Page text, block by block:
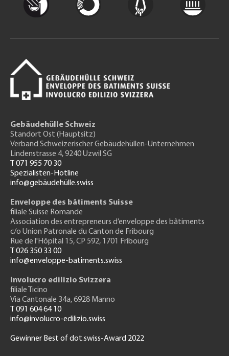
Gebäudehülle Schweiz
Standort Ost (Hauptsitz)
Verband Schweizerischer Gebäudehüllen-Unternehmen
Lindenstrasse 4, 9240 Uzwil SG
T 071 955 70 30
Spezialisten-Hotline
info@gebäudehülle.swiss
Enveloppe des bâtiments Suisse
filiale Suisse Romande
Association des entrepreneurs d’enveloppe des bâtiments
c/o Union Patronale du Canton de Fribourg
Rue de l'Hôpital 15, CP 592, 1701 Fribourg
T 026 350 33 00
info@enveloppe-batiments.swiss
Involucro edilizio Svizzera
filiale Ticino
Via Cantonale 34a, 6928 Manno
T 091 604 64 10
info@involucro-edilizio.swiss
Gewinner Best of dot.swiss-Award 2022